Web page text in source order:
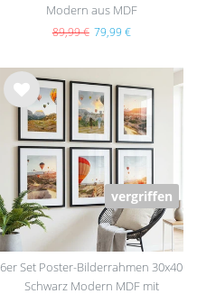
Modern aus MDF
89,99 € 79,99 €
Wu
nsc
hlist
vergriffen
6er Set Poster-Bilderrahmen 30x40
Schwarz Modern MDF mit